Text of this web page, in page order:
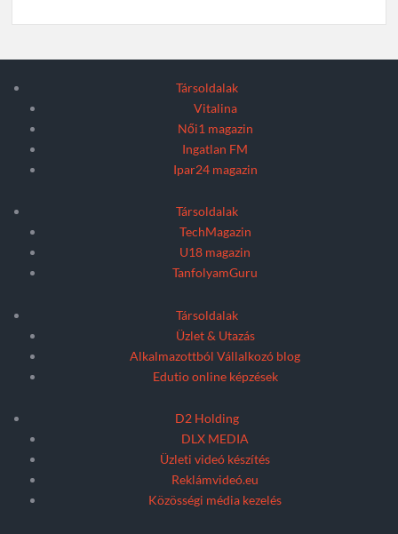
Társoldalak
Vitalina
Női1 magazin
Ingatlan FM
Ipar24 magazin
Társoldalak
TechMagazin
U18 magazin
TanfolyamGuru
Társoldalak
Üzlet & Utazás
Alkalmazottból Vállalkozó blog
Edutio online képzések
D2 Holding
DLX MEDIA
Üzleti videó készítés
Reklámvideó.eu
Közösségi média kezelés